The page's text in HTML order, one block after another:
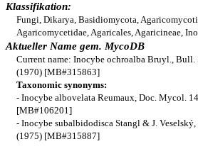
Klassifikation:
Fungi, Dikarya, Basidiomycota,
Agaricomycetidae, Agaricales, Agaricineae,
Aktueller Name gem. MycoDB
Current name: Inocybe ochroalba Bruyl., Bull.
(1970) [MB#315863]
Taxonomic synonyms:
- Inocybe albovelata Reumaux, Doc. Mycol.
[MB#106201]
- Inocybe subalbidodisca Stangl & J.
(1975) [MB#315887]